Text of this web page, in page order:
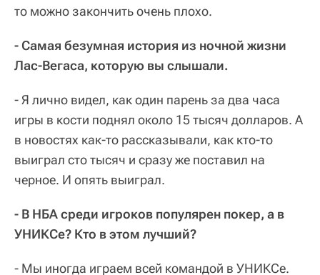
то можно закончить очень плохо.
- Самая безумная история из ночной жизни
Лас-Вегаса, которую вы слышали.
- Я лично видел, как один парень за два часа
игры в кости поднял около 15 тысяч долларов. А
в новостях как-то рассказывали, как кто-то
выиграл сто тысяч и сразу же поставил на
черное. И опять выиграл.
- В НБА среди игроков популярен покер, а в
УНИКСе? Кто в этом лучший?
- Мы иногда играем всей командой в УНИКСе.